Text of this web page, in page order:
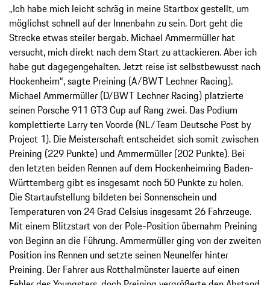
„Ich habe mich leicht schräg in meine Startbox gestellt, um
möglichst schnell auf der Innenbahn zu sein. Dort geht die
Strecke etwas steiler bergab. Michael Ammermüller hat
versucht, mich direkt nach dem Start zu attackieren. Aber ich
habe gut dagegengehalten. Jetzt reise ist selbstbewusst nach
Hockenheim“, sagte Preining (A/BWT Lechner Racing).
Michael Ammermüller (D/BWT Lechner Racing) platzierte
seinen Porsche 911 GT3 Cup auf Rang zwei. Das Podium
komplettierte Larry ten Voorde (NL/Team Deutsche Post by
Project 1). Die Meisterschaft entscheidet sich somit zwischen
Preining (229 Punkte) und Ammermüller (202 Punkte). Bei
den letzten beiden Rennen auf dem Hockenheimring Baden-
Württemberg gibt es insgesamt noch 50 Punkte zu holen.
Die Startaufstellung bildeten bei Sonnenschein und
Temperaturen von 24 Grad Celsius insgesamt 26 Fahrzeuge.
Mit einem Blitzstart von der Pole-Position übernahm Preining
von Beginn an die Führung. Ammermüller ging von der zweiten
Position ins Rennen und setzte seinen Neunelfer hinter
Preining. Der Fahrer aus Rotthalmünster lauerte auf einen